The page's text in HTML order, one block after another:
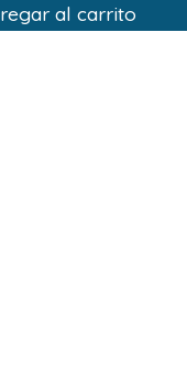
al carrito